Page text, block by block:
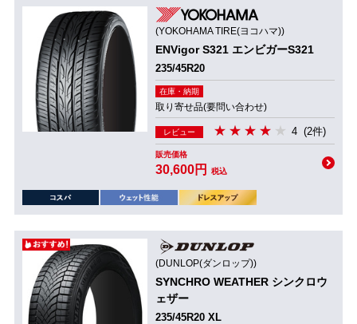
(YOKOHAMA TIRE(ヨコハマ))
ENVigor S321 エンビガーS321
235/45R20
在庫・納期
取り寄せ品(要問い合わせ)
レビュー 4 (2件)
販売価格
30,600円 税込
(DUNLOP(ダンロップ))
SYNCHRO WEATHER シンクロウ
ェザー
235/45R20 XL